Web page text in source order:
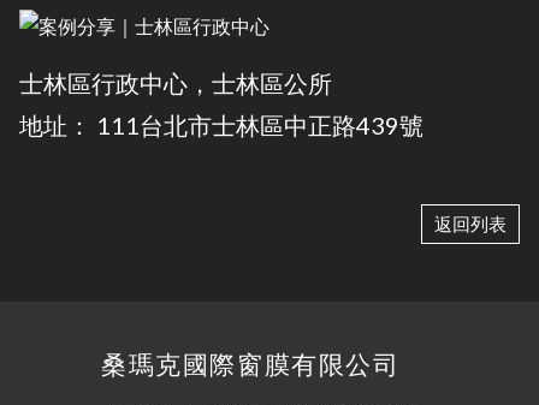
士林區行政中心，士林區公所
地址： 111台北市士林區中正路439號
返回列表
桑瑪克國際窗膜有限公司